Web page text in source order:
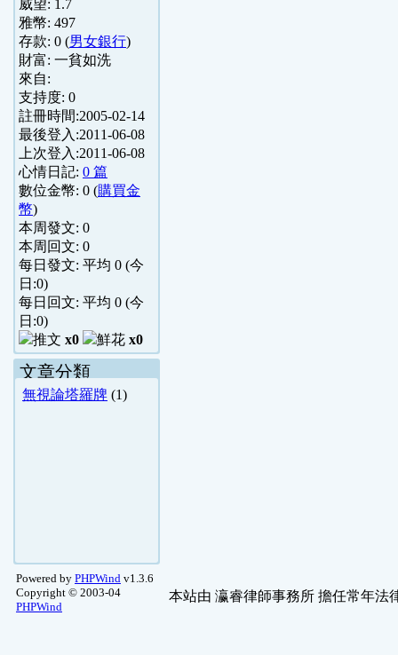
威望: 1.7
雅幣: 497
存款: 0 (男女銀行)
財富: 一貧如洗
來自:
支持度: 0
註冊時間:2005-02-14
最後登入:2011-06-08
上次登入:2011-06-08
心情日記: 0 篇
數位金幣: 0 (購買金
幣)
本周發文: 0
本周回文: 0
每日發文: 平均 0 (今
日:0)
每日回文: 平均 0 (今
日:0)
x0
x0
文章分類
無視論塔羅牌 (1)
Powered by PHPWind v1.3.6
Copyright © 2003-04
PHPWind
本站由 瀛睿律師事務所 擔任常年法